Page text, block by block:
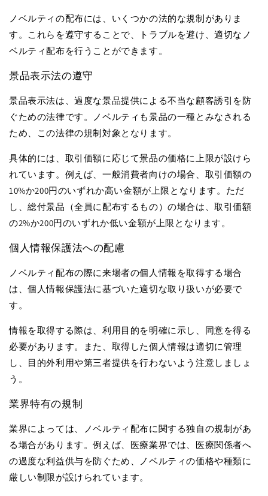
ノベルティの配布には、いくつかの法的な規制がありま
す。これらを遵守することで、トラブルを避け、適切なノ
ベルティ配布を行うことができます。
景品表示法の遵守
景品表示法は、過度な景品提供による不当な顧客誘引を防
ぐための法律です。ノベルティも景品の一種とみなされる
ため、この法律の規制対象となります。
具体的には、取引価額に応じて景品の価格に上限が設けら
れています。例えば、一般消費者向けの場合、取引価額の
10%か200円のいずれか高い金額が上限となります。ただ
し、総付景品（全員に配布するもの）の場合は、取引価額
の2%か200円のいずれか低い金額が上限となります。
個人情報保護法への配慮
ノベルティ配布の際に来場者の個人情報を取得する場合
は、個人情報保護法に基づいた適切な取り扱いが必要で
す。
情報を取得する際は、利用目的を明確に示し、同意を得る
必要があります。また、取得した個人情報は適切に管理
し、目的外利用や第三者提供を行わないよう注意しましょ
う。
業界特有の規制
業界によっては、ノベルティ配布に関する独自の規制があ
る場合があります。例えば、医療業界では、医療関係者へ
の過度な利益供与を防ぐため、ノベルティの価格や種類に
厳しい制限が設けられています。